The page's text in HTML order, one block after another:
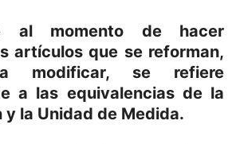
al momento de hacer
artículos que se reforman,
modificar, se refiere
a las equivalencias de la
la Unidad de Medida.